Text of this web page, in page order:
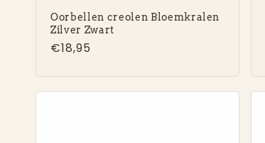
Oorbellen creolen Bloemkralen
Zilver Zwart
Normale
€18,95